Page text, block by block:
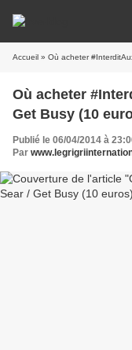
Accueil » Où acheter
Où acheter
Get Busy (10
Publié le 06/04/2014 à
Par